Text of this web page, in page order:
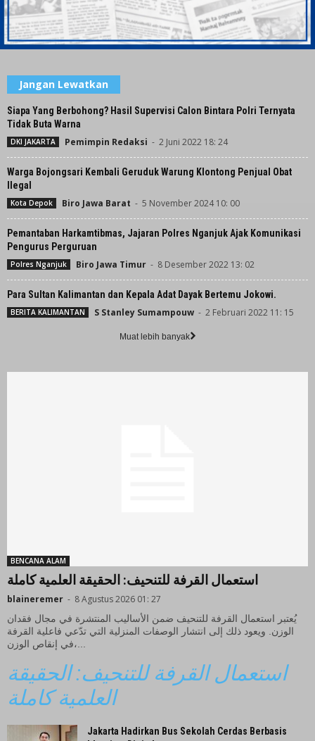
Jangan Lewatkan
Siapa Yang Berbohong? Hasil Supervisi Calon Bintara Polri Ternyata
Tidak Buta Warna
DKI JAKARTA Pemimpin Redaksi - 2 Juni 2022 18: 24
Warga Bojongsari Kembali Geruduk Warung Klontong Penjual Obat
Ilegal
Kota Depok Biro Jawa Barat - 5 November 2024 10: 00
Pemantaban Harkamtibmas, Jajaran Polres Nganjuk Ajak Komunikasi
Pengurus Perguruan
Polres Nganjuk Biro Jawa Timur - 8 Desember 2022 13: 02
Para Sultan Kalimantan dan Kepala Adat Dayak Bertemu Jokowi.
BERITA KALIMANTAN S Stanley Sumampouw - 2 Februari 2022 11: 15
Muat lebih banyak
BENCANA ALAM
استعمال القرفة للتنحيف: الحقيقة العلمية كاملة
blaineremer - 8 Agustus 2026 01: 27
يُعتبر استعمال القرفة للتنحيف ضمن الأساليب المنتشرة في مجال فقدان
الوزن. ويعود ذلك إلى انتشار الوصفات المنزلية التي تدّعي فاعلية القرفة
في إنقاص الوزن،...
استعمال القرفة للتنحيف: الحقيقة
العلمية كاملة
Jakarta Hadirkan Bus Sekolah Cerdas Berbasis